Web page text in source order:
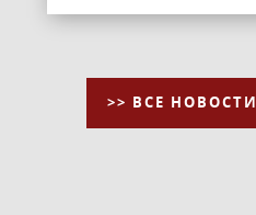
>> ВСЕ НОВОСТИ